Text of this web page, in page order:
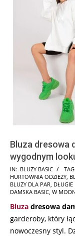
Bluza dresowa
wygodnym
2025-
10-
27
IN: BLUZY BASIC
HURTOWNIA ODZIEŻY,
BLUZY DLA PAR, DŁUGIE
DAMSKA BASIC, W
Bluza dresowa
garderoby, który
nowoczesny styl.